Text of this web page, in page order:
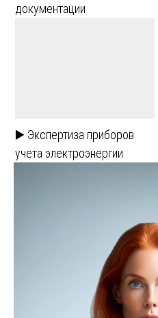
документации
▶️ Экспертиза приборов
учета электроэнергии